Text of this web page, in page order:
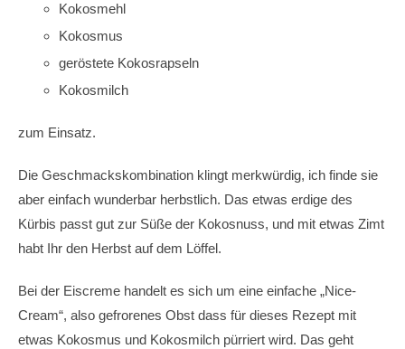
Kokosmehl
Kokosmus
geröstete Kokosrapseln
Kokosmilch
zum Einsatz.
Die Geschmackskombination klingt merkwürdig, ich finde sie
aber einfach wunderbar herbstlich. Das etwas erdige des
Kürbis passt gut zur Süße der Kokosnuss, und mit etwas Zimt
habt Ihr den Herbst auf dem Löffel.
Bei der Eiscreme handelt es sich um eine einfache „Nice-
Cream“, also gefrorenes Obst dass für dieses Rezept mit
etwas Kokosmus und Kokosmilch pürriert wird. Das geht